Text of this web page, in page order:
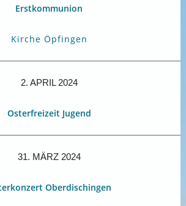
Erstkommunion
Kirche Öpfingen
2. APRIL 2024
Osterfreizeit Jugend
31. MÄRZ 2024
Oberdischingen